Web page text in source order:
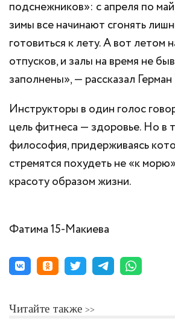
подснежников»: с апреля по
зимы все начинают сгонять
готовиться к лету. А вот летом
отпусков, и залы на время не
заполнены», — рассказал Герман
Инструкторы в один голос
цель фитнеса — здоровье. Но в
философия, придерживаясь
стремятся похудеть не «к
красоту образом жизни.
Фатима 15-Макиева
Читайте также